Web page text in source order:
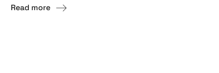
Read more